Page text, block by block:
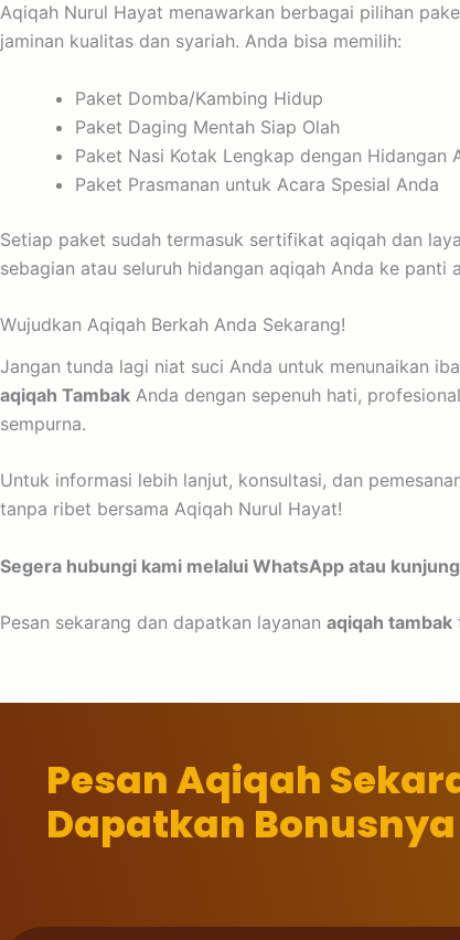
Aqiqah Nurul Hayat menawarkan berbagai pilihan
jaminan kualitas dan syariah. Anda bisa memilih:
Paket Domba/Kambing Hidup
Paket Daging Mentah Siap Olah
Paket Nasi Kotak Lengkap dengan Hidangan
Paket Prasmanan untuk Acara Spesial Anda
Setiap paket sudah termasuk sertifikat aqiqah dan
sebagian atau seluruh hidangan aqiqah Anda ke
Wujudkan Aqiqah Berkah Anda Sekarang!
Jangan tunda lagi niat suci Anda untuk menunaikan
aqiqah Tambak Anda dengan sepenuh hati,
sempurna.
Untuk informasi lebih lanjut, konsultasi, dan
tanpa ribet bersama Aqiqah Nurul Hayat!
Segera hubungi kami melalui WhatsApp atau
Pesan sekarang dan dapatkan layanan aqiqah tambak
Pesan Aqiqah
Dapatkan Bonusnya